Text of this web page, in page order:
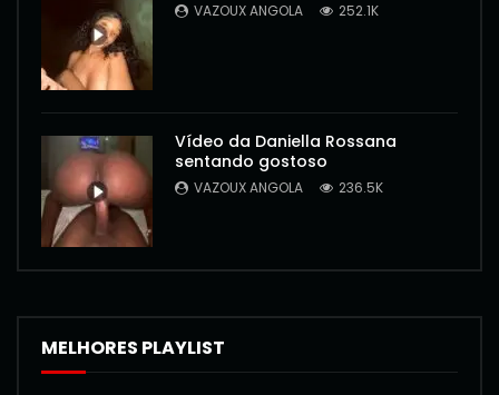
VAZOUX ANGOLA 252.1K
Vídeo da Daniella Rossana
sentando gostoso
VAZOUX ANGOLA 236.5K
MELHORES PLAYLIST